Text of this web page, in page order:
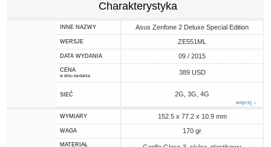
Charakterystyka
INNE NAZWY Asus Zenfone 2 Deluxe Special Edition
WERSJE ZE551ML
DATA WYDANIA 09 / 2015
CENA
w dniu wydania 389 USD
SIEĆ 2G, 3G, 4G
więcej ↓
WYMIARY 152.5 x 77.2 x 10.9 mm
WAGA 170 gr
MATERIAŁ